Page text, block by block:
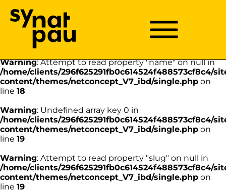
Warning: Undefined array key 0 in
/home/clients/296f625291fb0c614524f488573cf8c4/
content/themes/netconcept_V7_ibd/single.php
Warning: Attempt to read property "name" on null in
/home/clients/296f625291fb0c614524f488573cf8c4/
content/themes/netconcept_V7_ibd/single.php on
line 18
Warning: Undefined array key 0 in
/home/clients/296f625291fb0c614524f488573cf8c4/
content/themes/netconcept_V7_ibd/single.php on
line 19
Warning: Attempt to read property "slug" on null in
/home/clients/296f625291fb0c614524f488573cf8c4/
content/themes/netconcept_V7_ibd/single.php on
line 19
Passer
Menu principal
Menu